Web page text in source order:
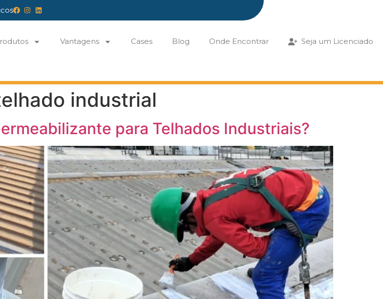
Vantagens Cases Blog Onde Encontrar Seja um Licenciado
industrial
para Telhados Industriais?